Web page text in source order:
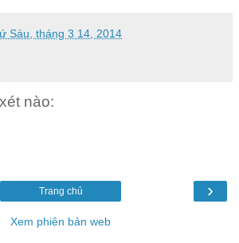
Sáu, tháng 3 14, 2014
nào:
›
Trang chủ
Xem phiên bản web